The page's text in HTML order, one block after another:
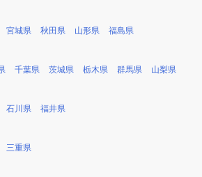
宮城県 秋田県 山形県 福島県
千葉県 茨城県 栃木県 群馬県 山梨県
石川県 福井県
三重県